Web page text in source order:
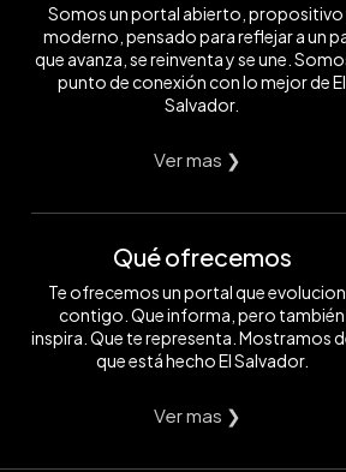
Somos un portal abierto, propositivo
moderno, pensado para reflejar a un
que avanza, se reinventa y se une.
punto de conexión con lo mejor de El
Salvador.
Ver mas ❯
Qué ofrecemos
Te ofrecemos un portal que
contigo. Que informa, pero también
inspira. Que te representa. Mostramos
que está hecho El Salvador.
Ver mas ❯